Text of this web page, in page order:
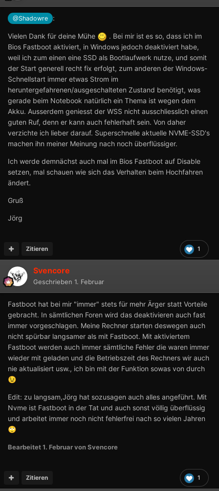
@Shadowre :
Vielen Dank für deine Mühe
. Bei mir ist es so, dass ich im
Bios Fastboot aktiviert, in Windows jedoch deaktiviert habe,
weil ich zum einen eine SSD als Bootlaufwerk nutze, und somit
der Start generell recht fix erfolgt, zum anderen der Windows-
Schnellstart immer etwas Strom im
heruntergefahrenen/ausgeschalteten Zustand benötigt, was
gerade beim Notebook natürlich ein Thema ist wegen dem
Akku. Ausserdem geniesst der WSS nicht ausschliesslich einen
guten Ruf, denn er kann auch fehlerhaft sein. Von daher
verzichte ich lieber darauf. Superschnelle aktuelle NVME-SSD's
machen ihn meiner Meinung nach noch überflüssiger.
Ich werde demnächst auch mal im Bios Fastboot auf Disable
setzen, mal schauen wie sich das Verhalten beim Hochfahren
ändert.
Gruß
Jörg
1
Zitieren
Svencore
Geschrieben 1. Februar
Fastboot hat bei mir "immer" stets für mehr Ärger statt Vorteile
gebracht. In sämtlichen Foren wird das deaktivieren auch fast
immer vorgeschlagen. Meine Rechner starten deswegen auch
nicht spürbar langsamer als mit Fastboot. Mit aktiviertem
Fastboot werden auch immer sämtliche Fehler die waren immer
wieder mit geladen und die Betriebszeit des Rechners wir auch
nie aktualisiert usw., ich bin mit der Funktion sowas von durch
😉
Edit: zu langsam,Jörg hat sozusagen auch alles angeführt. Mit
Nvme ist Fastboot in der Tat und auch sonst völlig überflüssig
und arbeitet immer noch nicht fehlerfrei nach so vielen Jahren
🙄
Bearbeitet1. Februarvon Svencore
1
Zitieren